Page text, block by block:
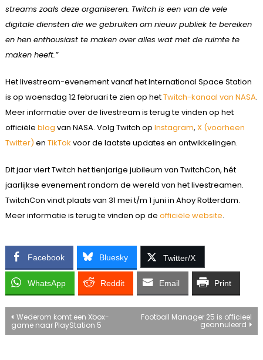
streams zoals deze organiseren. Twitch is een van de vele
digitale diensten die we gebruiken om nieuw publiek te bereiken
en hen enthousiast te maken over alles wat met de ruimte te
maken heeft.”
Het livestream-evenement vanaf het International Space Station
is op woensdag 12 februari te zien op hetTwitch-kanaal van NASA.
Meer informatie over de livestream is terug te vinden op het
officiële blog van NASA. Volg Twitch op Instagram, X (voorheen
Twitter) en TikTok voor de laatste updates en ontwikkelingen.
Dit jaar viert Twitch het tienjarige jubileum van TwitchCon, hét
jaarlijkse evenement rondom de wereld van het livestreamen.
TwitchCon vindt plaats van 31 mei t/m 1 juni in Ahoy Rotterdam.
Meer informatie is terug te vinden op de officiële website.
Facebook Bluesky Twitter/X
WhatsApp Reddit Email Print
Bericht
Wederom komt een Xbox-
game naar PlayStation 5
Football Manager 25 is officieel
geannuleerd